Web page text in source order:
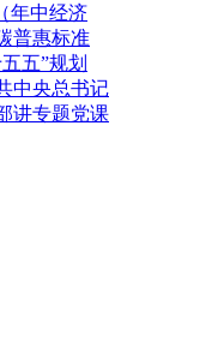
年中经济
普惠标准
五”规划
中央总书记
讲专题党课